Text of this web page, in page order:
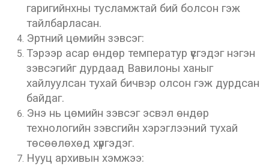
гаригийнхны тусламжтай бий болсон гэж
тайлбарласан.
Эртний цөмийн зэвсэг:
Тэрээр асар өндөр температур үүсгэдэг нэгэн
зэвсэгийг дурдаад Вавилоны ханыг
хайлуулсан тухай бичвэр олсон гэж дурдсан
байдаг.
Энэ нь цөмийн зэвсэг эсвэл өндөр
технологийн зэвсгийн хэрэглээний тухай
төсөөлөхөд хүргэдэг.
Нууц архивын хэмжээ: